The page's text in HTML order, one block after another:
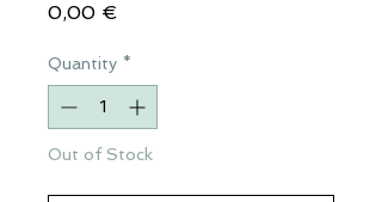
0,00 €
Quantity *
Out of Stock